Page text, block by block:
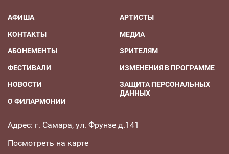
АФИША
КОНТАКТЫ
АБОНЕМЕНТЫ
ФЕСТИВАЛИ
НОВОСТИ
О ФИЛАРМОНИИ
АРТИСТЫ
МЕДИА
ЗРИТЕЛЯМ
ИЗМЕНЕНИЯ В ПРОГРАММЕ
ЗАЩИТА ПЕРСОНАЛЬНЫХ
ДАННЫХ
Адрес: г. Самара, ул. Фрунзе д.141
Посмотреть на карте